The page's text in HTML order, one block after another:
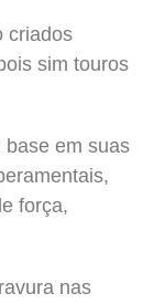
criados
sim touros
base em suas
força,
nas